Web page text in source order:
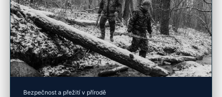
Bezpečnost a přežití v přírodě